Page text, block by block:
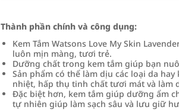
Thành phần chính và công dụng:
Kem Tắm Watsons Love My Skin
luôn mịn màng, tươi trẻ.
Dưỡng chất trong kem tắm giúp bạn
Sản phẩm có thể làm dịu các loại da
nhiệt, hấp thụ tinh chất tươi mát và làm
Đặc biệt hơn, kem tắm giúp dưỡng ẩm
tự nhiên giúp làm sạch sâu và lưu giữ